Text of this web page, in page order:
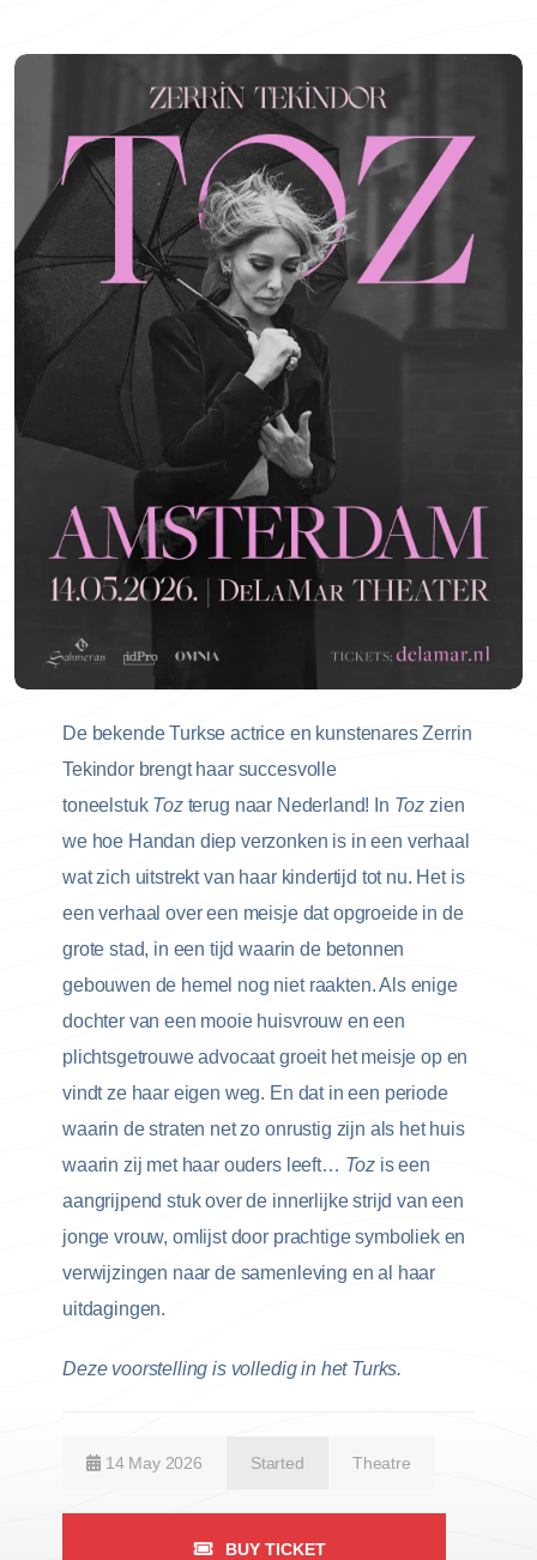
De bekende Turkse actrice en kunstenares Zerrin
Tekindor brengt haar succesvolle
toneelstuk Toz terug naar Nederland! In Toz zien
we hoe Handan diep verzonken is in een verhaal
wat zich uitstrekt van haar kindertijd tot nu. Het is
een verhaal over een meisje dat opgroeide in de
grote stad, in een tijd waarin de betonnen
gebouwen de hemel nog niet raakten. Als enige
dochter van een mooie huisvrouw en een
plichtsgetrouwe advocaat groeit het meisje op en
vindt ze haar eigen weg. En dat in een periode
waarin de straten net zo onrustig zijn als het huis
waarin zij met haar ouders leeft… Toz is een
aangrijpend stuk over de innerlijke strijd van een
jonge vrouw, omlijst door prachtige symboliek en
verwijzingen naar de samenleving en al haar
uitdagingen.
Deze voorstelling is volledig in het Turks.
14 May 2026 Started Theatre
BUY TICKET